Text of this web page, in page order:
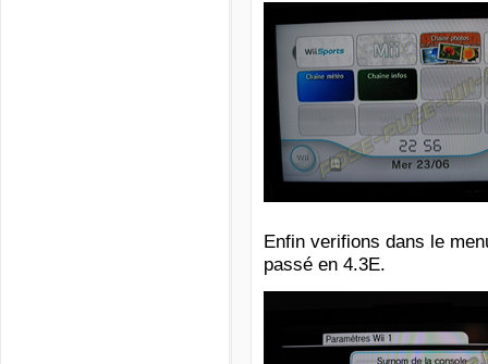
Enfin verifions dans le
passé en 4.3E.